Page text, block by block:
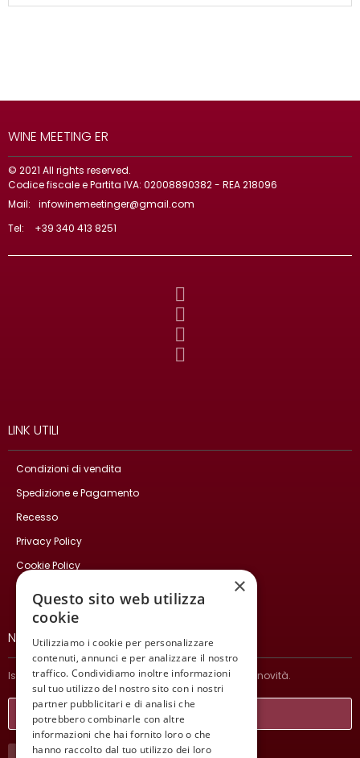
WINE MEETING ER
© 2021 All rights reserved.
Codice fiscale e Partita IVA: 02008890382 - REA 218096
Mail:
infowinemeetinger@gmail.com
Tel:
+39 340 413 8251
LINK UTILI
Condizioni di vendita
Spedizione e Pagamento
Recesso
Privacy Policy
Cookie Policy
Contatti
NEWSLETTER
Iscriviti per ricevere informazioni sulle nostre ultime novità.
×
Questo sito web utilizza
cookie
Utilizziamo i cookie per personalizzare
contenuti, annunci e per analizzare il nostro
traffico. Condividiamo inoltre informazioni
sul tuo utilizzo del nostro sito con i nostri
partner pubblicitari e di analisi che
potrebbero combinarle con altre
informazioni che hai fornito loro o che
hanno raccolto dal tuo utilizzo dei loro